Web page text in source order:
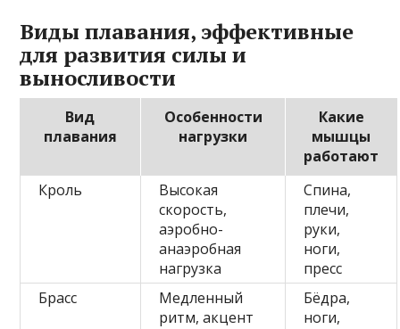
Виды плавания, эффективные
для развития силы и
выносливости
Вид
плавания
Особенности
нагрузки
Какие
мышцы
работают
Кроль
Высокая
скорость,
аэробно-
анаэробная
нагрузка
Спина,
плечи,
руки,
ноги,
пресс
Брасс
Медленный
ритм, акцент
Бёдра,
ноги,